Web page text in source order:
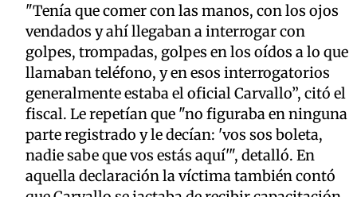
"Tenía que comer con las manos, con los ojos
vendados y ahí llegaban a interrogar con
golpes, trompadas, golpes en los oídos a lo que
llamaban teléfono, y en esos interrogatorios
generalmente estaba el oficial Carvallo”, citó el
fiscal. Le repetían que "no figuraba en ninguna
parte registrado y le decían: 'vos sos boleta,
nadie sabe que vos estás aquí'", detalló. En
aquella declaración la víctima también contó